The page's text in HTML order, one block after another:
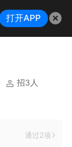
招3人
通过2项
打开APP